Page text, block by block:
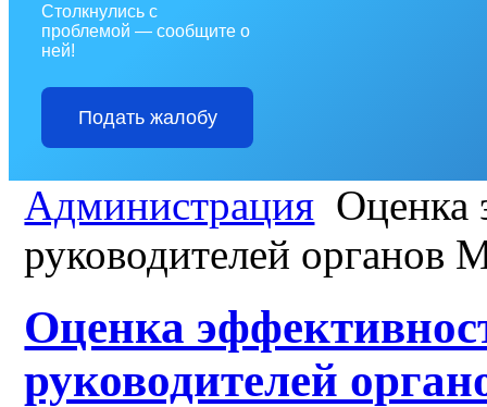
Столкнулись с
проблемой — сообщите о
ней!
Подать жалобу
Администрация Оценка
руководителей органов
Оценка
руководителей